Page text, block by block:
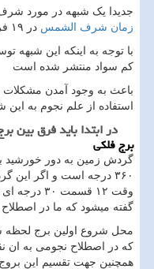
جدیدا یک شبهه در مورد
زمان شرف الشمس در ۱۹ فروردین نیست و در ۱۸ اردیبهشت است
با توجه به اینکه این شبهه
کم سواد منتشر شده است
باعث به وجود آمدن
استفاده از علم نجوم به این
در ابتدا باید فرق
برج فلکی
گردش زمین به دور خورشید
وقت ۱۲
گفته میشود که ما در اصطلاح
محل شروع اولین برج
که در اصطلاح نجومی به ان
همچنین جهت تقسیم این